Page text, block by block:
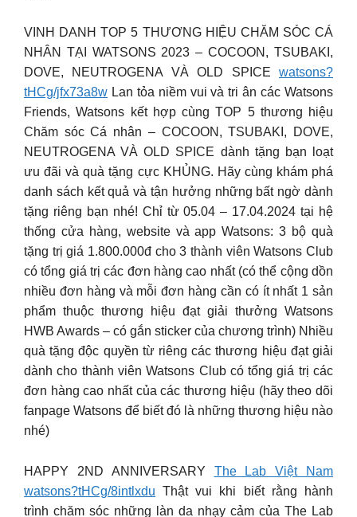
VINH DANH TOP 5 THƯƠNG HIỆU CHĂM SÓC CÁ
NHÂN TẠI WATSONS 2023 – COCOON, TSUBAKI,
DOVE, NEUTROGENA VÀ OLD SPICE watsons?
tHCg/jfx73a8w Lan tỏa niềm vui và tri ân các Watsons
Friends, Watsons kết hợp cùng TOP 5 thương hiệu
Chăm sóc Cá nhân – COCOON, TSUBAKI, DOVE,
NEUTROGENA VÀ OLD SPICE dành tặng bạn loạt
ưu đãi và quà tặng cực KHỦNG. Hãy cùng khám phá
danh sách kết quả và tận hưởng những bất ngờ dành
tặng riêng bạn nhé! Chỉ từ 05.04 – 17.04.2024 tại hệ
thống cửa hàng, website và app Watsons: 3 bộ quà
tặng trị giá 1.800.000đ cho 3 thành viên Watsons Club
có tổng giá trị các đơn hàng cao nhất (có thể cộng dồn
nhiều đơn hàng và mỗi đơn hàng cần có ít nhất 1 sản
phẩm thuộc thương hiệu đạt giải thưởng Watsons
HWB Awards – có gắn sticker của chương trình) Nhiều
quà tặng độc quyền từ riêng các thương hiệu đạt giải
dành cho thành viên Watsons Club có tổng giá trị các
đơn hàng cao nhất của các thương hiệu (hãy theo dõi
fanpage Watsons để biết đó là những thương hiệu nào
nhé)
HAPPY 2ND ANNIVERSARY The Lab Việt Nam
watsons?tHCg/8intlxdu Thật vui khi biết rằng hành
trình chăm sóc những làn da nhạy cảm của The Lab